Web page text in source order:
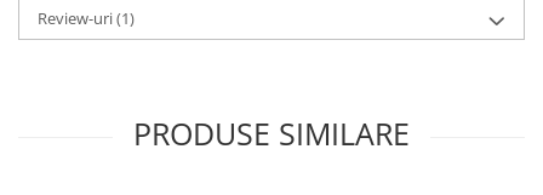
GEL
Deep Cycle - Tractiune/Semi-
Review-uri(1)
PRODUSE SIMILARE